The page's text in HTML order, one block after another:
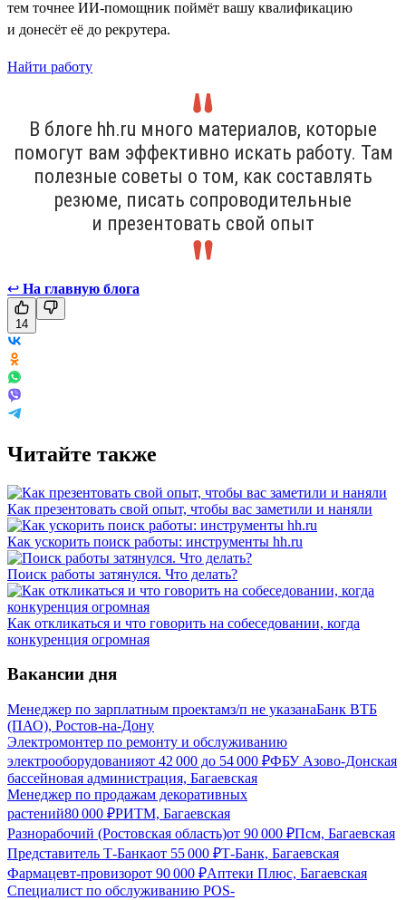
тем точнее ИИ-помощник поймёт вашу квалификацию
и донесёт её до рекрутера.
Найти работу
В блоге hh.ru много материалов, которые
помогут вам эффективно искать работу. Там
полезные советы о том, как составлять
резюме, писать сопроводительные
и презентовать свой опыт
↩ На главную блога
14
Читайте также
Как презентовать свой опыт, чтобы вас заметили и наняли
Как ускорить поиск работы: инструменты hh.ru
Поиск работы затянулся. Что делать?
Как откликаться и что говорить на собеседовании, когда
конкуренция огромная
Вакансии дня
Менеджер по зарплатным проектамз/п не указанаБанк ВТБ
(ПАО), Ростов-на-Дону
Электромонтер по ремонту и обслуживанию
электрооборудованияот 42 000 до 54 000 ₽ФБУ Азово-Донская
бассейновая администрация, Багаевская
Менеджер по продажам декоративных
растений80 000 ₽РИТМ, Багаевская
Разнорабочий (Ростовская область)от 90 000 ₽Псм, Багаевская
Представитель Т-Банкаот 55 000 ₽Т-Банк, Багаевская
Фармацевт-провизорот 90 000 ₽Аптеки Плюс, Багаевская
Специалист по обслуживанию POS-